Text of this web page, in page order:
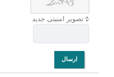
تصویر امنیتی جدید
ارسال